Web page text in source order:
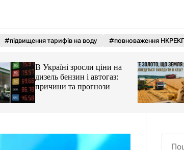
#підвищення тарифів на воду #повноваження
В Україні зросли ціни на
дизель бензин і автогаз:
причини та прогнози